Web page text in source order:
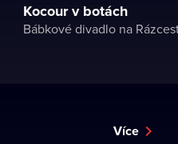
Kocour v botách
Bábkové divadlo na
Více